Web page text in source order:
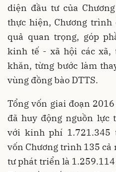
diện đầu tư của
thực hiện, Chương trình
quả quan trọng, góp
kinh tế - xã hội các xã,
khăn, từng bước làm
vùng đồng bào DTTS.
Tổng vốn giai đoạn
đã huy động nguồn lực
với kinh phí 1.721.345
vốn Chương trình 135 cả
tư phát triển là